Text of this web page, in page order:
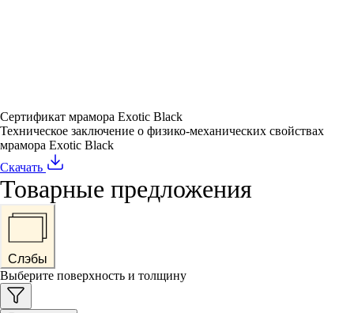
Сертификат мрамора Exotic Black
Техническое заключение о физико-механических свойствах
мрамора Exotic Black
Скачать
Товарные предложения
Слэбы
Выберите поверхность и толщину